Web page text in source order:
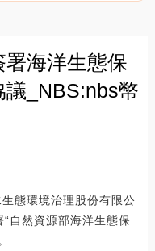
海洋生態保
_NBS:nbs幣
態環境治理股份有限公
自然資源部海洋生態保